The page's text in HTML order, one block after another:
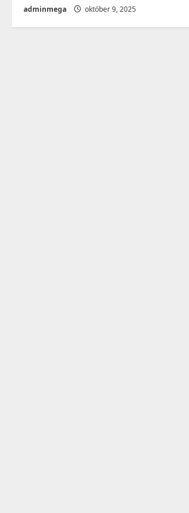
adminmega október 9, 2025